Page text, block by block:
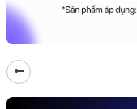
Osmo Pocket 4